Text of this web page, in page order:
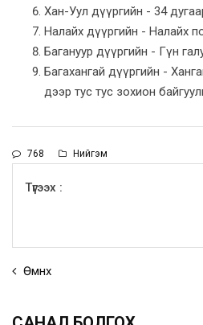
Хан-Уул дүүргийн - 34
Налайх дүүргийн - Налайх
Багануур дүүргийн - Гүн
Багахангай дүүргийн -
дээр тус тус зохион
768 Нийгэм
Түгээх :
Өмнөх